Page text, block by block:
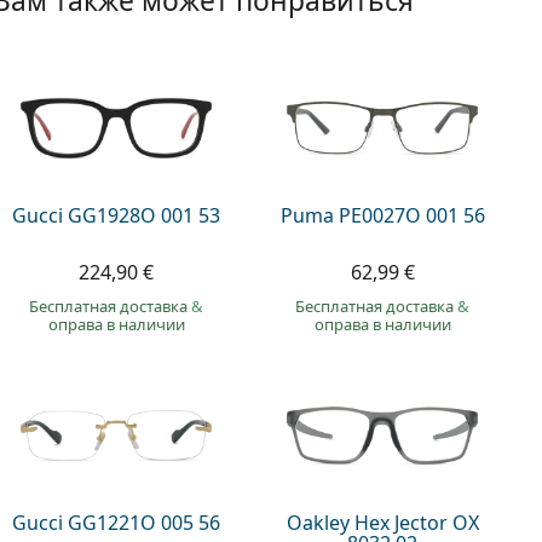
Gucci GG1928O 001 53
224,90 €
Бесплатная доставка&
оправа в наличии
Puma PE0027O 001 56
62,99 €
Бесплатная доставка&
оправа в наличии
Gucci GG1221O 005 56 Oakley Hex Jector OX